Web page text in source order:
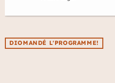
DIOMANDÉ L'PROGRAMME!